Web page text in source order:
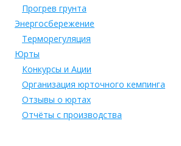
Прогрев грунта
Энергосбережение
Терморегуляция
Юрты
Конкурсы и Ации
Организация юрточного кемпинга
Отзывы о юртах
Отчёты с производства